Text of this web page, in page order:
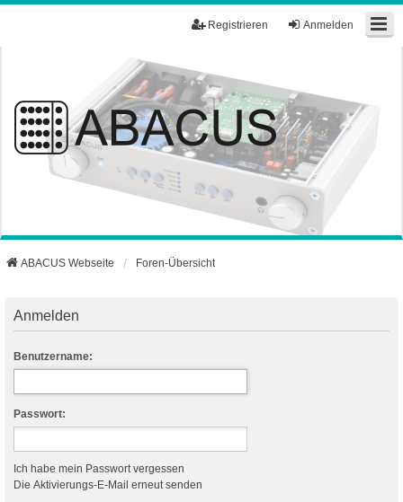
Anmelden
Registrieren
ABACUS Webseite Foren-Übersicht
Anmelden
Benutzername:
Passwort:
Ich habe mein Passwort vergessen
Die Aktivierungs-E-Mail erneut senden